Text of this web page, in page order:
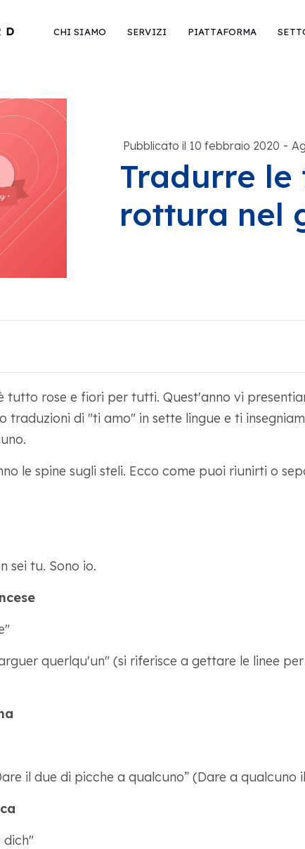
CHI SIAMO SERVIZI PIATTAFORMA
Pubblicato il 10 febbraio 2020 -
Tradurre
rottura nel
tutto rose e fiori per tutti. Quest'anno vi
traduzioni di "ti amo" in sette lingue e ti
le spine sugli steli. Ecco come puoi riunirti o
sei tu. Sono io.
querlqu'un" (si riferisce a gettare le linee
il due di picche a qualcuno” (Dare a qualcuno
dich"